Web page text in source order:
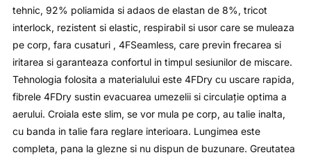
tehnic, 92% poliamida si adaos de elastan de 8%, tricot
interlock, rezistent si elastic, respirabil si usor care se muleaza
pe corp, fara cusaturi , 4FSeamless, care previn frecarea si
iritarea si garanteaza confortul in timpul sesiunilor de miscare.
Tehnologia folosita a materialului este 4FDry cu uscare rapida,
fibrele 4FDry sustin evacuarea umezelii si circulaţie optima a
aerului. Croiala este slim, se vor mula pe corp, au talie inalta,
cu banda in talie fara reglare interioara. Lungimea este
completa, pana la glezne si nu dispun de buzunare. Greutatea